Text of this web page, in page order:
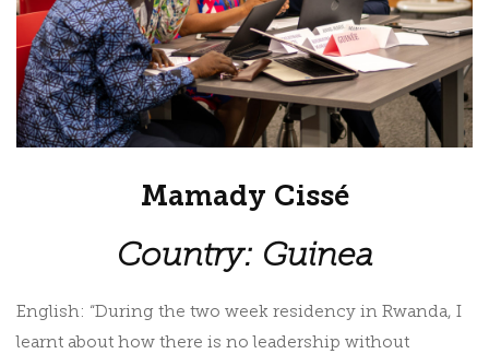
Mamady Cissé
Country: Guinea
English: “During the two week residency in Rwanda, I
learnt about how there is no leadership without